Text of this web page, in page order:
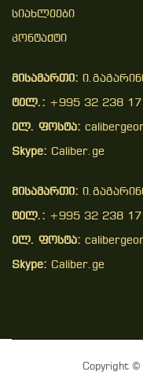
Სიახლეები
Კონტაქტი
მისამართი:
ტელ.: +995 32 238
ელ. ფოსტა:
Skype: Caliber.ge
მისამართი:
ტელ.: +995 32 238
ელ. ფოსტა:
Skype: Caliber.ge
Copyright ©